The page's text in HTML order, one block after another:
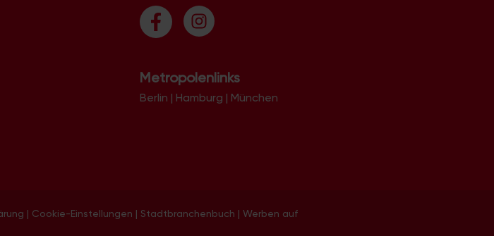
Metropolenlinks
Berlin | Hamburg | München
| Cookie-Einstellungen | Stadtbranchenbuch | Werben auf